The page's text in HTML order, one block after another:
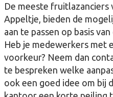
De meeste
Appeltje, bieden de
aan te passen op basis
Heb je medewerkers met
voorkeur? Neem dan
te bespreken welke
ook een goed idee om bij